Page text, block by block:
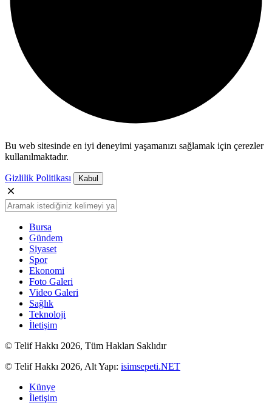
Bu web sitesinde en iyi deneyimi yaşamanızı sağlamak için çerezler
kullanılmaktadır.
Gizlilik Politikası Kabul
Bursa
Gündem
Siyaset
Spor
Ekonomi
Foto Galeri
Video Galeri
Sağlık
Teknoloji
İletişim
© Telif Hakkı 2026, Tüm Hakları Saklıdır
© Telif Hakkı 2026, Alt Yapı: isimsepeti.NET
Künye
İletişim